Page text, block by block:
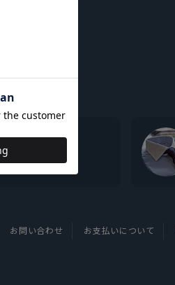
お問い合わせ お支払いについて